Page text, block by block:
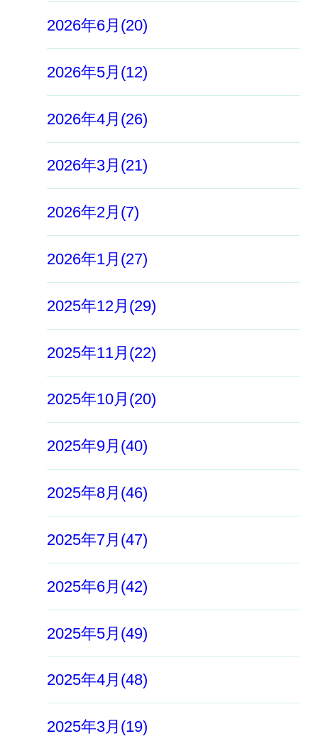
2026年6月(20)
2026年5月(12)
2026年4月(26)
2026年3月(21)
2026年2月(7)
2026年1月(27)
2025年12月(29)
2025年11月(22)
2025年10月(20)
2025年9月(40)
2025年8月(46)
2025年7月(47)
2025年6月(42)
2025年5月(49)
2025年4月(48)
2025年3月(19)